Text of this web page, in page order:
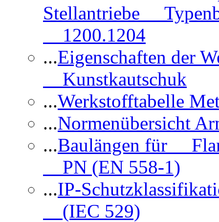
Stellantriebe
1200.1204
...Eigenschaften der
Kunstkautschuk
...Werkstofftabelle
...Normenübersicht
...Baulängen für
PN (EN 558-1)
...IP-
(IEC 529)